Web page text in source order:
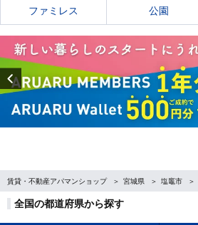
ファミレス 公園
Previous
賃貸・不動産アパマンショップ 宮城県 塩竈市
全国の都道府県から探す